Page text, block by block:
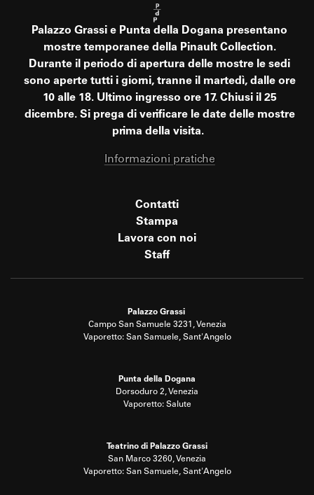
Palazzo Grassi e Punta della Dogana presentano
mostre temporanee della Pinault Collection.
Durante il periodo di apertura delle mostre le sedi
sono aperte tutti i giorni, tranne il martedì, dalle ore
10 alle 18. Ultimo ingresso ore 17. Chiusi il 25
dicembre. Si prega di verificare le date delle mostre
prima della visita.
Informazioni pratiche
Contatti
Stampa
Lavora con noi
Staff
Palazzo Grassi
Campo San Samuele 3231, Venezia
Vaporetto: San Samuele, Sant'Angelo
Punta della Dogana
Dorsoduro 2, Venezia
Vaporetto: Salute
Teatrino di Palazzo Grassi
San Marco 3260, Venezia
Vaporetto: San Samuele, Sant'Angelo